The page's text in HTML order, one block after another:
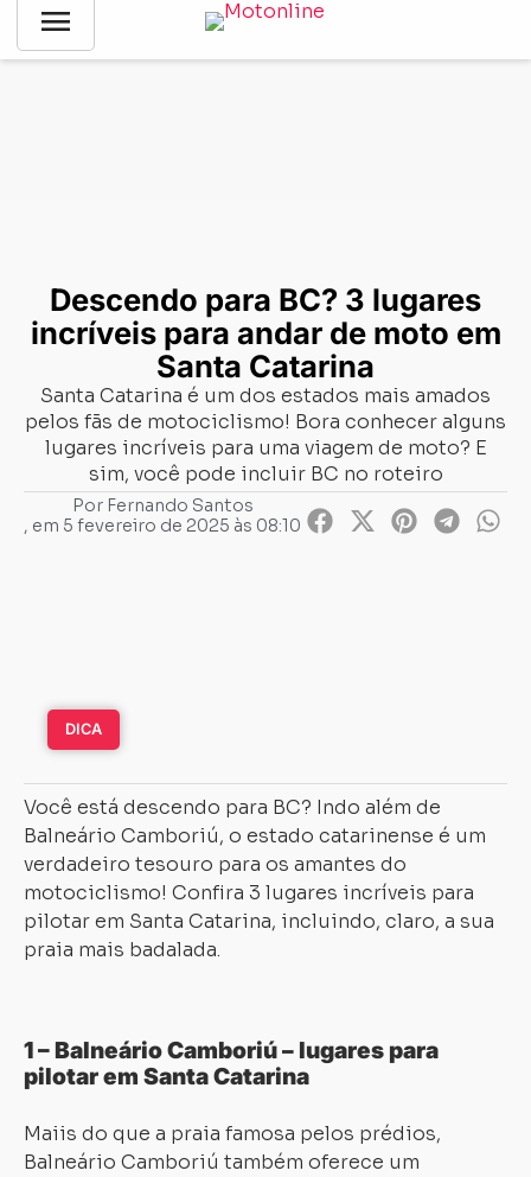
menu
Notícias
Descendo para BC? 3 lugares incríveis para
Descendo para BC? 3 lugares
incríveis para andar de moto em
Santa Catarina
Santa Catarina é um dos estados mais amados
pelos fãs de motociclismo! Bora conhecer alguns
lugares incríveis para uma viagem de moto? E
sim, você pode incluir BC no roteiro
PorFernando Santos
, em 5 fevereiro de 2025 às 08:10
DICA
Você está descendo para BC? Indo além de
Balneário Camboriú, o estado catarinense é um
verdadeiro tesouro para os amantes do
motociclismo! Confira 3 lugares incríveis para
pilotar em Santa Catarina, incluindo, claro, a sua
praia mais badalada.
1 – Balneário Camboriú – lugares para
pilotar em Santa Catarina
Maiis do que a praia famosa pelos prédios,
Balneário Camboriú também oferece um